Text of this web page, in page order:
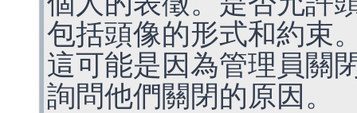
包括頭像的形式和約束
這可能是因為管理員關
詢問他們關閉的原因。